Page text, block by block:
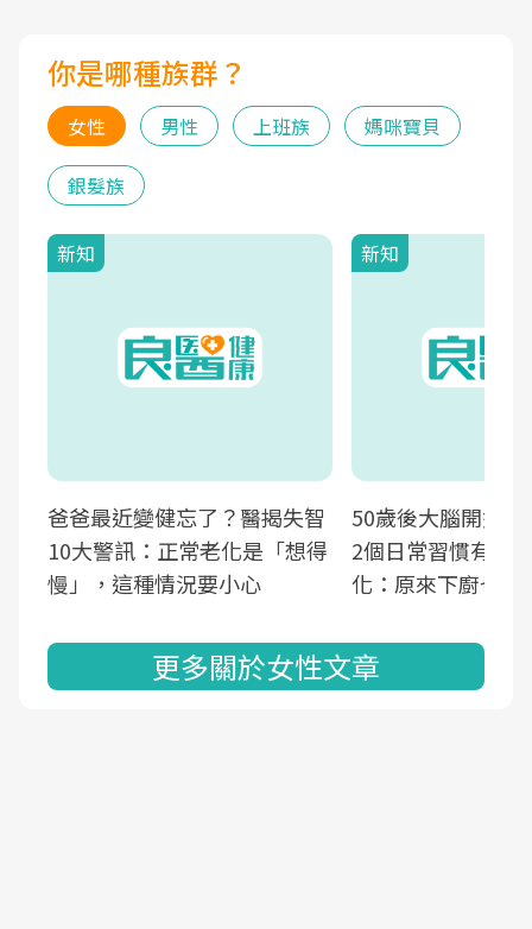
你是哪種族群？
女性 男性 上班族 媽咪寶貝
銀髮族
新知
爸爸最近變健忘了？醫揭失智
10大警訊：正常老化是「想得
慢」，這種情況要小心
新知
50歲後大腦開始
2個日常習慣有助
化：原來下廚也可
更多關於女性文章